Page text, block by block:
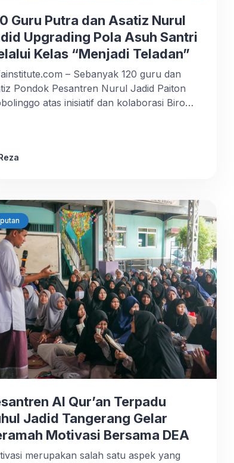
Guru Putra dan Asatiz Nurul
Upgrading Pola Asuh Santri
Kelas “Menjadi Teladan”
– Sebanyak 120 guru dan
Pondok Pesantren Nurul Jadid Paiton
atas inisiatif dan kolaborasi Biro
selama 3 hari mulai Selasa sampai hari
Al Qur’an Terpadu
Jadid Tangerang Gelar
Motivasi Bersama DEA
merupakan salah satu aspek yang